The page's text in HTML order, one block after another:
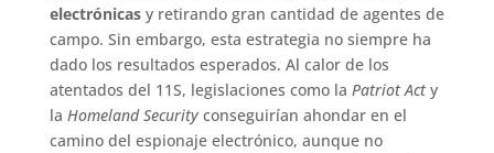
electrónicasy retirando gran cantidad de agentes de
campo. Sin embargo, esta estrategia no siempre ha
dado los resultados esperados. Al calor de los
atentados del 11S, legislaciones como la Patriot Acty
la Homeland Securityconseguirían ahondar en el
camino del espionaje electrónico, aunque no